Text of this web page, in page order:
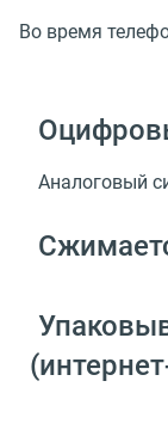
Во время
Аналоговый
(